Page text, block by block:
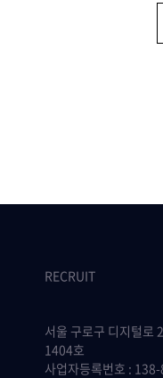
RECRUIT
서울 구로구 디지털로
1404호
사업자등록번호 :